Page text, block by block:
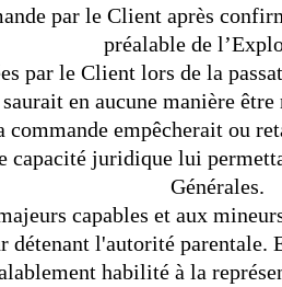
par le Client après
préalable de
par le Client lors de la
en aucune manière
commande empêcherait ou
juridique lui
Générales.
capables et aux
détenant l'autorité
habilité à la